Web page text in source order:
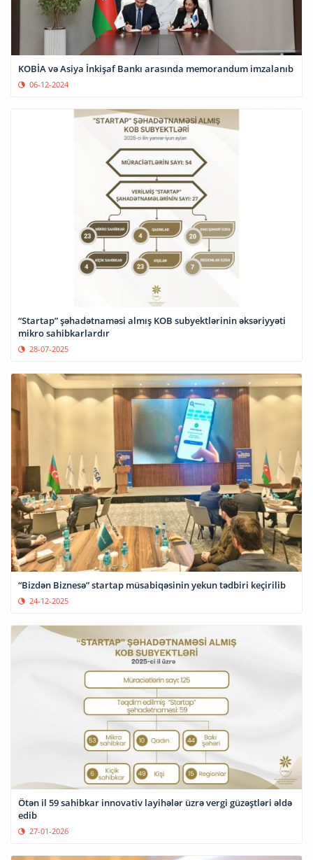
KOBİA və Asiya İnkişaf Bankı arasında memorandum imzalanıb
06-12-2024
“Startap” şəhadətnaməsi almış KOB subyektlərinin əksəriyyəti
mikro sahibkarlardır
28-07-2025
“Bizdən Biznesə” startap müsabiqəsinin yekun tədbiri keçirilib
24-12-2025
Ötən il 59 sahibkar innovativ layihələr üzrə vergi güzəştləri əldə
edib
27-01-2026